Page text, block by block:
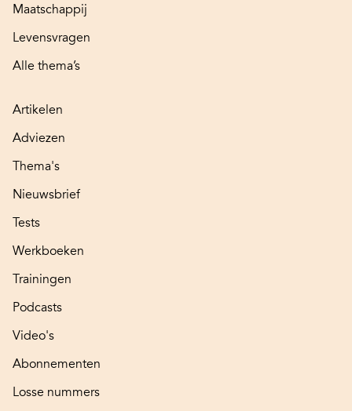
Maatschappij
Levensvragen
Alle thema’s
Artikelen
Adviezen
Thema's
Nieuwsbrief
Tests
Werkboeken
Trainingen
Podcasts
Video's
Abonnementen
Losse nummers